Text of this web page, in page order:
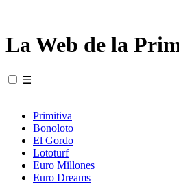
La Web de la
☰
Primitiva
Bonoloto
El Gordo
Lototurf
Euro Millones
Euro Dreams